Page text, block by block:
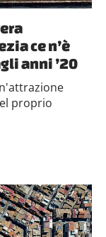
ce n’è
anni ’20
proprio